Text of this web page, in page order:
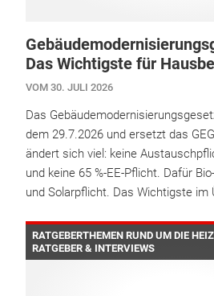
Das Wichtigste für
VOM 30. JULI 2026
Das
dem 29.7.2026 und ersetzt das
ändert sich viel: keine
und keine 65 %-EE-Pflicht. Dafür
und Solarpflicht. Das Wichtigste im
RATGEBERTHEMEN RUND UM DIE
RATGEBER & INTERVIEWS